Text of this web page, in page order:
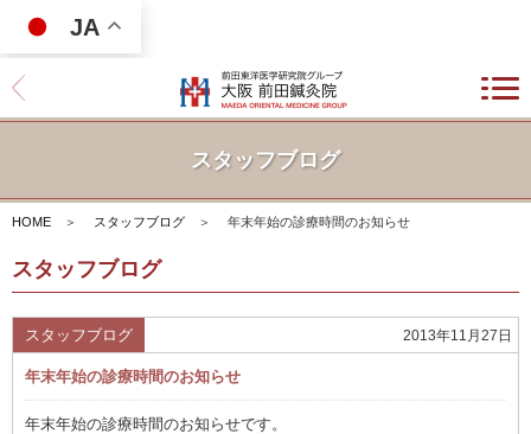
JA
スタッフブログ
HOME ＞ スタッフブログ ＞ 年末年始の診療時間のお知らせ
スタッフブログ
スタッフブログ 2013年11月27日
年末年始の診療時間のお知らせ
年末年始の診療時間のお知らせです。